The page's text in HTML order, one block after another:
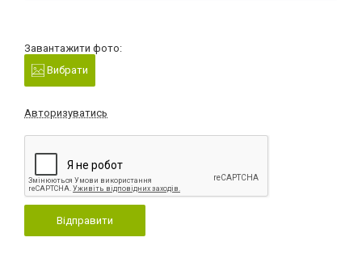
Завантажити фото:
Вибрати
Авторизуватись
Відправити